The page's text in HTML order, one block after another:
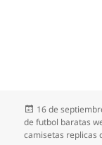
Publicado
el
16 de
de futbol baratas
camisetas replicas